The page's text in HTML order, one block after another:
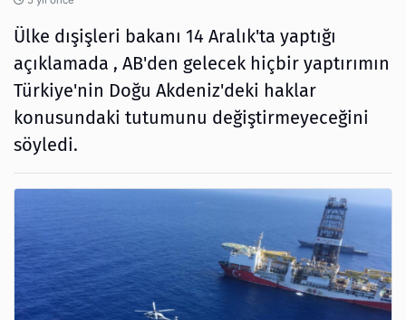
Ülke dışişleri bakanı 14 Aralık'ta yaptığı
açıklamada , AB'den gelecek hiçbir yaptırımın
Türkiye'nin Doğu Akdeniz'deki haklar
konusundaki tutumunu değiştirmeyeceğini
söyledi.